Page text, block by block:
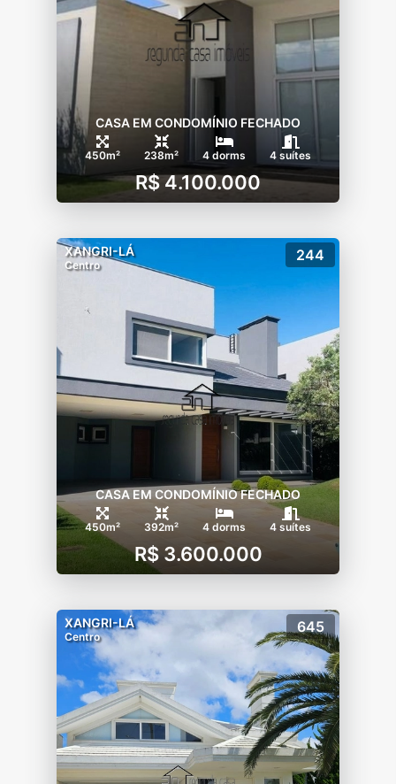
CASA EM CONDOMÍNIO FECHADO
450m² 238m² 4 dorms 4 suítes
R$ 4.100.000
XANGRI-LÁ
Centro
244
CASA EM CONDOMÍNIO FECHADO
450m² 392m² 4 dorms 4 suítes
R$ 3.600.000
XANGRI-LÁ
Centro
645